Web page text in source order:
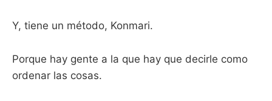
Y, tiene un método, Konmari.
Porque hay gente a la que hay que decirle como
ordenar las cosas.